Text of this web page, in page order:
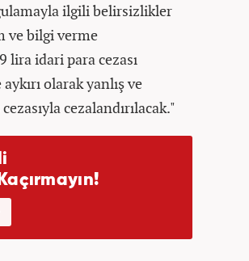
ilgili belirsizlikler
ve bilgi verme
idari para cezası
olarak yanlış ve
cezalandırılacak."